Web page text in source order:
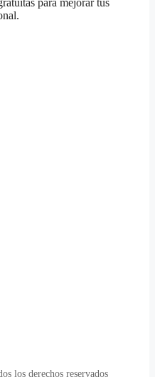
para mejorar tus